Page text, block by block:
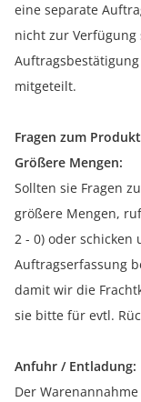
eine separate
nicht zur
mitgeteilt.
Fragen zum
Größere Mengen:
Sollten sie Fragen
größere Mengen,
2 - 0) oder schicken
Auftragserfassung
damit wir die
sie bitte für evtl.
Anfuhr / Entladung:
Der